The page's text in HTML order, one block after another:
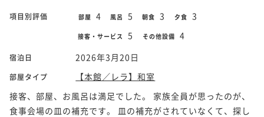
項目別評価 部屋 4 風呂 5 朝食 3 夕食 3
接客・サービス 5 その他設備 4
宿泊日 2026年3月20日
部屋タイプ
【本館／レラ】和室
接客、部屋、お風呂は満足でした。 家族全員が思ったのが、
食事会場の皿の補充です。 皿の補充がされていなくて、探し